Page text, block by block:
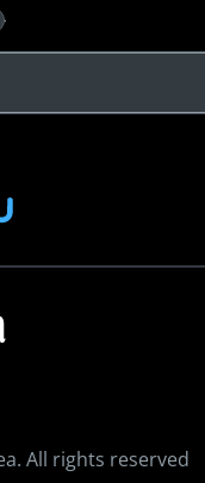
断式系统
All rights reserved